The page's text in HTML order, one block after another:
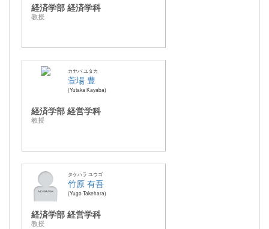
経済学部 経済学科
教授
カヤバ ユタカ
萱場 豊
Yutaka Kayaba
経済学部 経営学科
教授
タケハラ ユウゴ
竹原 有吾
Yugo Takehara
経済学部 経営学科
教授